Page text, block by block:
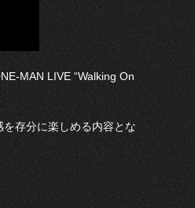
MAN LIVE “Walking On
存分に楽しめる内容とな